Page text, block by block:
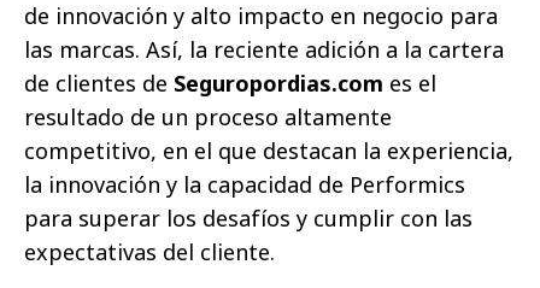
de innovación y alto impacto en negocio para
las marcas. Así, la reciente adición a la cartera
de clientes de Seguropordias.com es el
resultado de un proceso altamente
competitivo, en el que destacan la experiencia,
la innovación y la capacidad de Performics
para superar los desafíos y cumplir con las
expectativas del cliente.